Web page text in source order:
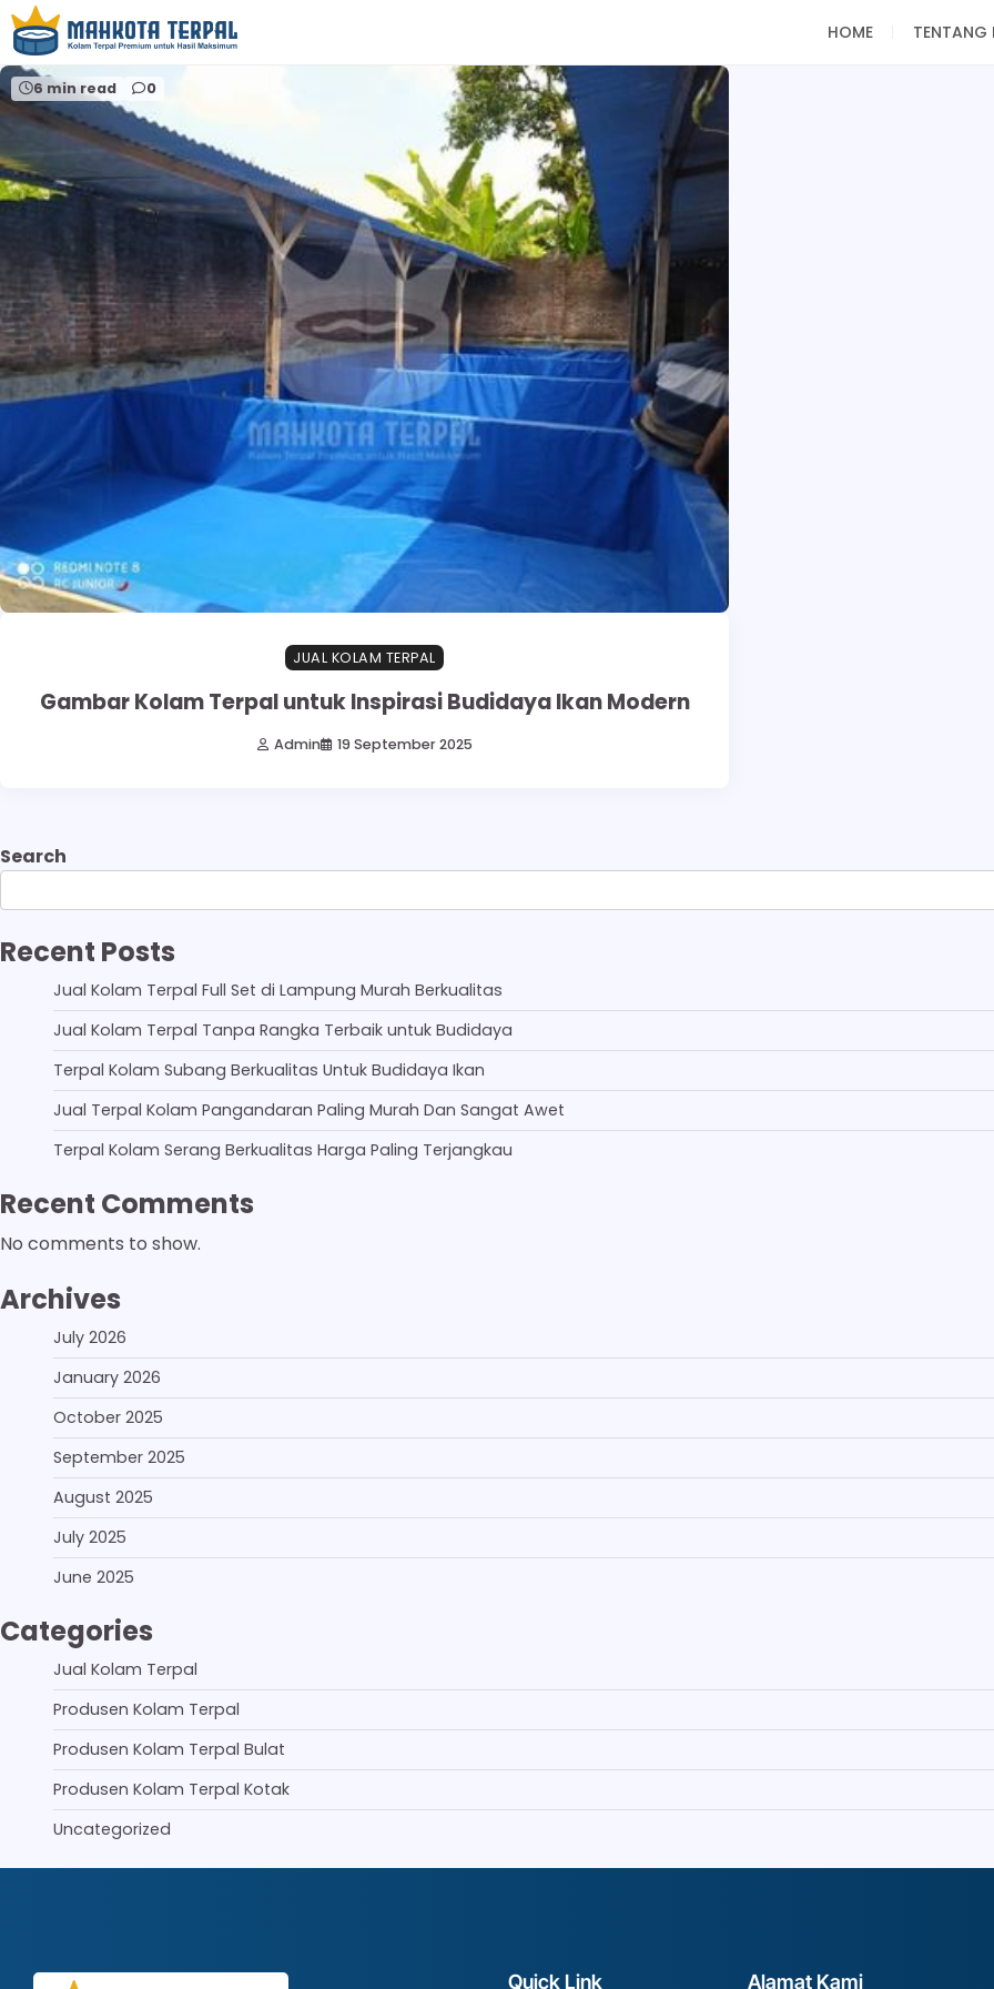
HOME TENTANG
Home terpal pvc premium
6 min read 0
JUAL KOLAM TERPAL
Gambar Kolam Terpal untuk Inspirasi Budidaya Ikan Modern
Admin 19 September 2025
Search
Recent Posts
Jual Kolam Terpal Full Set di Lampung Murah Berkualitas
Jual Kolam Terpal Tanpa Rangka Terbaik untuk Budidaya
Terpal Kolam Subang Berkualitas Untuk Budidaya Ikan
Jual Terpal Kolam Pangandaran Paling Murah Dan Sangat Awet
Terpal Kolam Serang Berkualitas Harga Paling Terjangkau
Recent Comments
No comments to show.
Archives
July 2026
January 2026
October 2025
September 2025
August 2025
July 2025
June 2025
Categories
Jual Kolam Terpal
Produsen Kolam Terpal
Produsen Kolam Terpal Bulat
Produsen Kolam Terpal Kotak
Uncategorized
Quick Link Alamat Kami